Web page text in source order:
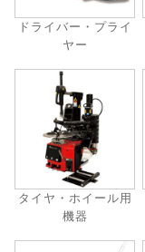
ドライバー・プライ
ヤー
タイヤ・ホイール用
機器